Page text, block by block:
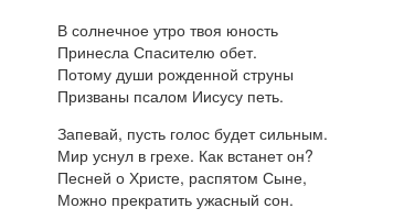
В солнечное утро твоя юность
Принесла Спасителю обет.
Потому души рожденной струны
Призваны псалом Иисусу петь.
Запевай, пусть голос будет сильным.
Мир уснул в грехе. Как встанет он?
Песней о Христе, распятом Сыне,
Можно прекратить ужасный сон.